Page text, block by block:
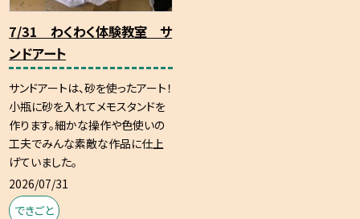
7/31 わくわく体験教室 サ
ンドアート
サンドアートは、砂を使ったアート！
小瓶に砂を入れてメモスタンドを
作ります。細かな操作や色使いの
工夫でみんな素敵な作品に仕上
げていました。
2026/07/31
できごと